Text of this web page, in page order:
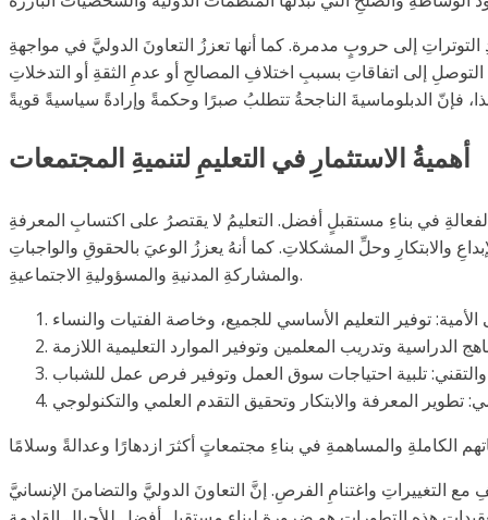
إلى حروبٍ مدمرة. كما أنها تعززُ التعاونَ الدوليَّ في مواجهةِ
إلى اتفاقاتِ بسببِ اختلافِ المصالحِ أو عدمِ الثقةِ أو التدخلاتِ
أهميةُ الاستثمارِ في التعليمِ لتنميةِ المجتمعات
في بناءِ مستقبلٍ أفضل. التعليمُ لا يقتصرُ على اكتسابِ المعرفةِ
والابتكارِ وحلِّ المشكلاتِ. كما أنهُ يعززُ الوعيَ بالحقوقِ والواجباتِ
والمشاركةِ المدنيةِ والمسؤوليةِ الاجتماعيةِ.
مع التغييراتِ واغتنامِ الفرصِ. إنَّ التعاونَ الدوليَّ والتضامنَ الإنسانيَّ